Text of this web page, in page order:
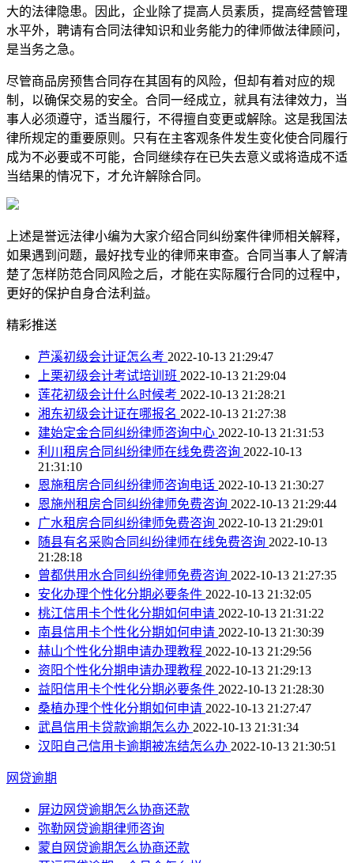
大的法律隐患。因此，企业除了提高人员素质，提高经营管理
水平外，聘请有合同法律知识和业务能力的律师做法律顾问，
是当务之急。
尽管商品房预售合同存在其固有的风险，但却有着对应的规
制，以确保交易的安全。合同一经成立，就具有法律效力，当
事人必须遵守，适当履行，不得擅自变更或解除。这是我国法
律所规定的重要原则。只有在主客观条件发生变化使合同履行
成为不必要或不可能，合同继续存在已失去意义或将造成不适
当结果的情况下，才允许解除合同。
上述是誉远法律小编为大家介绍合同纠纷案件律师相关解释，
如果遇到问题，最好找专业的律师来审查。合同当事人了解清
楚了怎样防范合同风险之后，才能在实际履行合同的过程中，
更好的保护自身合法利益。
精彩推送
芦溪初级会计证怎么考 2022-10-13 21:29:47
上栗初级会计考试培训班 2022-10-13 21:29:04
莲花初级会计什么时候考 2022-10-13 21:28:21
湘东初级会计证在哪报名 2022-10-13 21:27:38
建始定金合同纠纷律师咨询中心 2022-10-13 21:31:53
利川租房合同纠纷律师在线免费咨询 2022-10-13
21:31:10
恩施租房合同纠纷律师咨询电话 2022-10-13 21:30:27
恩施州租房合同纠纷律师免费咨询 2022-10-13 21:29:44
广水租房合同纠纷律师免费咨询 2022-10-13 21:29:01
随县有名采购合同纠纷律师在线免费咨询 2022-10-13
21:28:18
曾都供用水合同纠纷律师免费咨询 2022-10-13 21:27:35
安化办理个性化分期必要条件 2022-10-13 21:32:05
桃江信用卡个性化分期如何申请 2022-10-13 21:31:22
南县信用卡个性化分期如何申请 2022-10-13 21:30:39
赫山个性化分期申请办理教程 2022-10-13 21:29:56
资阳个性化分期申请办理教程 2022-10-13 21:29:13
益阳信用卡个性化分期必要条件 2022-10-13 21:28:30
桑植办理个性化分期如何申请 2022-10-13 21:27:47
武昌信用卡贷款逾期怎么办 2022-10-13 21:31:34
汉阳自己信用卡逾期被冻结怎么办 2022-10-13 21:30:51
网贷逾期
屏边网贷逾期怎么协商还款
弥勒网贷逾期律师咨询
蒙自网贷逾期怎么协商还款